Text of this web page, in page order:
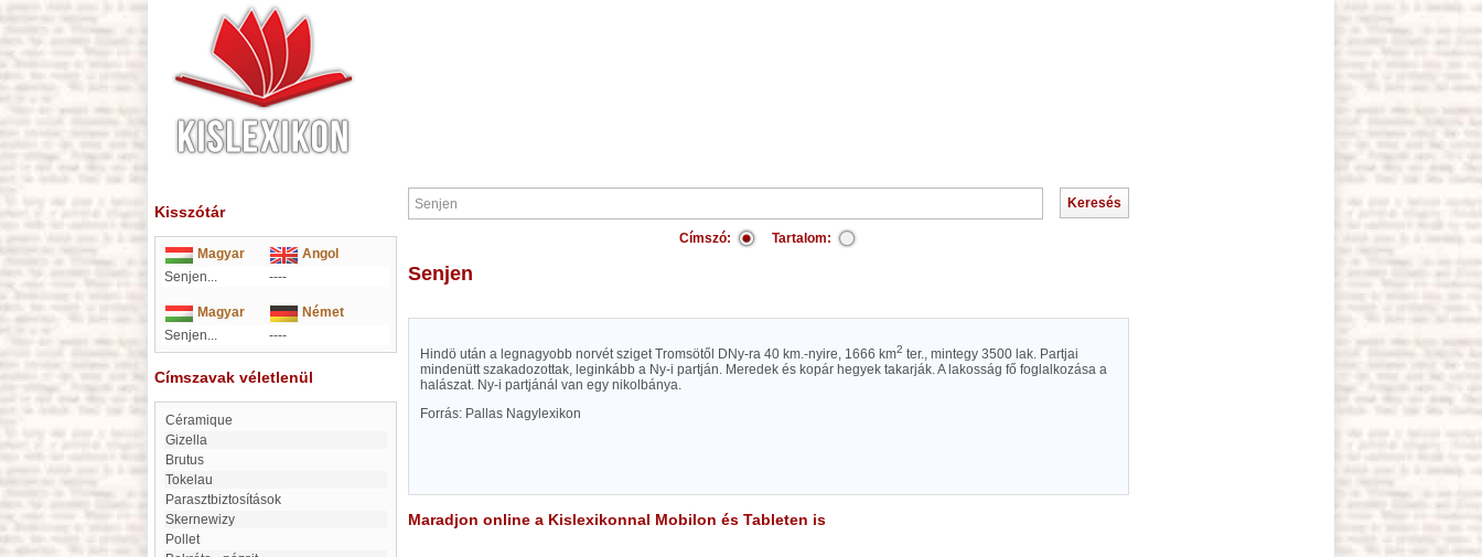
Kisszótár
Magyar
Angol
Senjen...
----
Magyar
Német
Senjen...
----
Címszavak véletlenül
Céramique
Gizella
Brutus
Tokelau
Parasztbiztosítások
Skernewizy
Pollet
Címszó: Tartalom:
Senjen
Hindö után a legnagyobb norvét sziget Tromsötől DNy-ra 40 km.-nyire, 1666 km2 ter., mintegy 3500 lak. Partjai
mindenütt szakadozottak, leginkább a Ny-i partján. Meredek és kopár hegyek takarják. A lakosság fő foglalkozása a
halászat. Ny-i partjánál van egy nikolbánya.
Forrás: Pallas Nagylexikon
Maradjon online a Kislexikonnal Mobilon és Tableten is